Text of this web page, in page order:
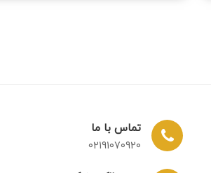
تماس با ما
02191070920